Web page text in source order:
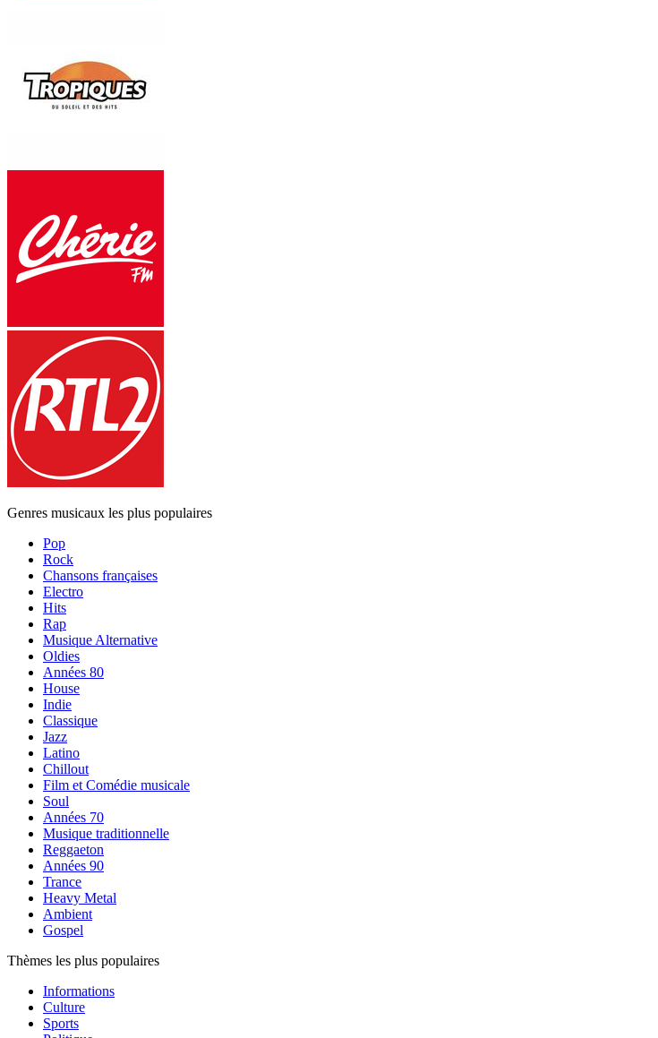
Genres musicaux les plus populaires
Pop
Rock
Chansons françaises
Electro
Hits
Rap
Musique Alternative
Oldies
Années 80
House
Indie
Classique
Jazz
Latino
Chillout
Film et Comédie musicale
Soul
Années 70
Musique traditionnelle
Reggaeton
Années 90
Trance
Heavy Metal
Ambient
Gospel
Thèmes les plus populaires
Informations
Culture
Sports